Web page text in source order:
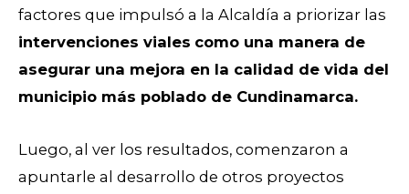
factores que impulsó a la Alcaldía a priorizar las
intervenciones viales como una manera de
asegurar una mejora en la calidad de vida del
municipio más poblado de Cundinamarca.
Luego, al ver los resultados, comenzaron a
apuntarle al desarrollo de otros proyectos